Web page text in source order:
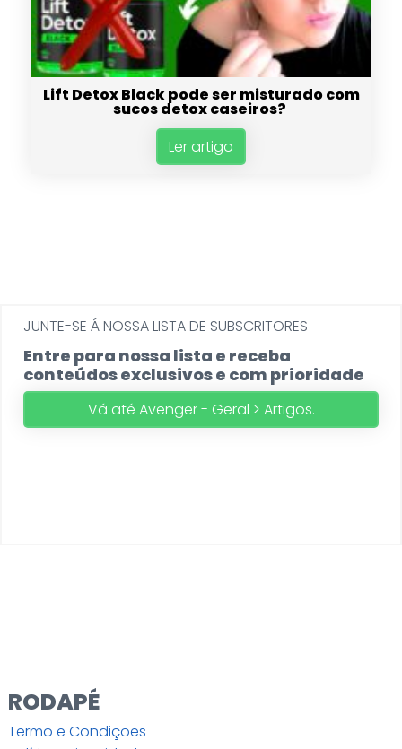
Lift Detox Black pode ser misturado com
sucos detox caseiros?
Ler artigo
JUNTE-SE Á NOSSA LISTA DE SUBSCRITORES
Entre para nossa lista e receba
conteúdos exclusivos e com prioridade
Vá até Avenger - Geral > Artigos.
RODAPÉ
Termo e Condições